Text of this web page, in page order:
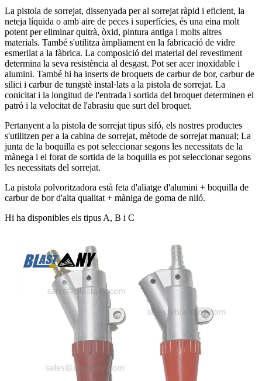
La pistola de sorrejat, dissenyada per al sorrejat ràpid i eficient, la
neteja líquida o amb aire de peces i superfícies, és una eina molt
potent per eliminar quitrà, òxid, pintura antiga i molts altres
materials. També s'utilitza àmpliament en la fabricació de vidre
esmerilat a la fàbrica. La composició del material del revestiment
determina la seva resistència al desgast. Pot ser acer inoxidable i
alumini. També hi ha inserts de broquets de carbur de bor, carbur de
silici i carbur de tungstè instal·lats a la pistola de sorrejat. La
conicitat i la longitud de l'entrada i sortida del broquet determinen el
patró i la velocitat de l'abrasiu que surt del broquet.
Pertanyent a la pistola de sorrejat tipus sifó, els nostres productes
s'utilitzen per a la cabina de sorrejat, mètode de sorrejat manual; La
junta de la boquilla es pot seleccionar segons les necessitats de la
mànega i el forat de sortida de la boquilla es pot seleccionar segons
les necessitats del sorrejat.
La pistola polvoritzadora està feta d'aliatge d'alumini + boquilla de
carbur de bor d'alta qualitat + màniga de goma de niló.
Hi ha disponibles els tipus A, B i C